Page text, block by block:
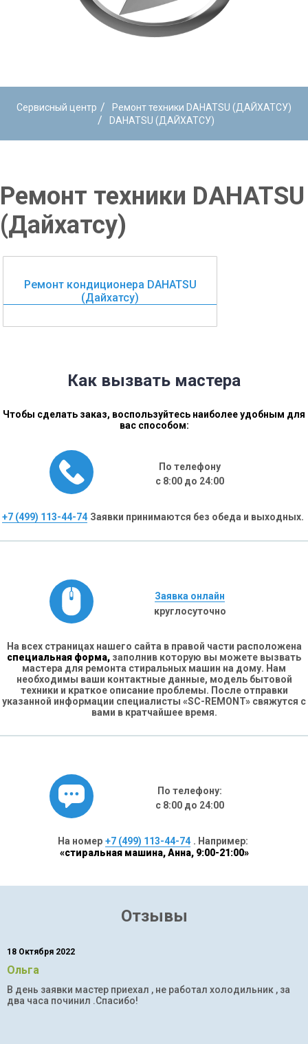
Сервисный центр / Ремонт техники DAHATSU (ДАЙХАТСУ)
/ DAHATSU (ДАЙХАТСУ)
Ремонт техники DAHATSU
(Дайхатсу)
Ремонт кондиционера DAHATSU
(Дайхатсу)
Как вызвать мастера
Чтобы сделать заказ, воспользуйтесь наиболее удобным для
вас способом:
По телефону
с 8:00 до 24:00
+7 (499) 113-44-74 Заявки принимаются без обеда и выходных.
Заявка онлайн
круглосуточно
На всех страницах нашего сайта в правой части расположена
специальная форма, заполнив которую вы можете вызвать
мастера для ремонта стиральных машин на дому. Нам
необходимы ваши контактные данные, модель бытовой
техники и краткое описание проблемы. После отправки
указанной информации специалисты «SC-REMONT» свяжутся с
вами в кратчайшее время.
По телефону:
с 8:00 до 24:00
На номер +7 (499) 113-44-74 . Например:
«стиральная машина, Анна, 9:00-21:00»
Отзывы
18 Октября 2022
Ольга
В день заявки мастер приехал , не работал холодильник , за
два часа починил .Спасибо!